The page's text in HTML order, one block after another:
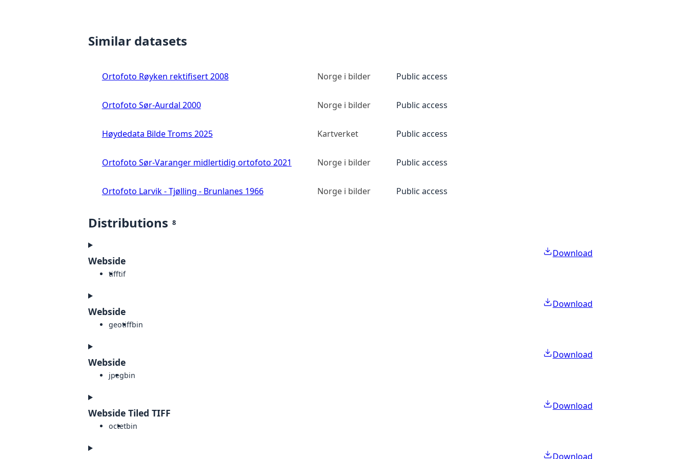
Similar datasets
Ortofoto Røyken rektifisert 2008 Norge i bilder Public access
Ortofoto Sør-Aurdal 2000 Norge i bilder Public access
Høydedata Bilde Troms 2025 Kartverket Public access
Ortofoto Sør-Varanger midlertidig ortofoto 2021 Norge i bilder Public access
Ortofoto Larvik - Tjølling - Brunlanes 1966 Norge i bilder Public access
Distributions 8
Webside
tifftif
Download
Webside
geotiffbin
Download
Webside
jpegbin
Download
Webside Tiled TIFF
octetbin
Download
Download